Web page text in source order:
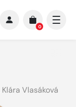
0
Klára Vlasáková